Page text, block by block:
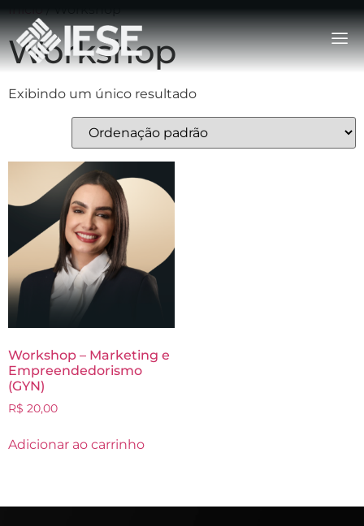
Workshop
Exibindo um único resultado
Workshop – Marketing e
Empreendedorismo
(GYN)
R$ 20,00
Adicionar ao carrinho